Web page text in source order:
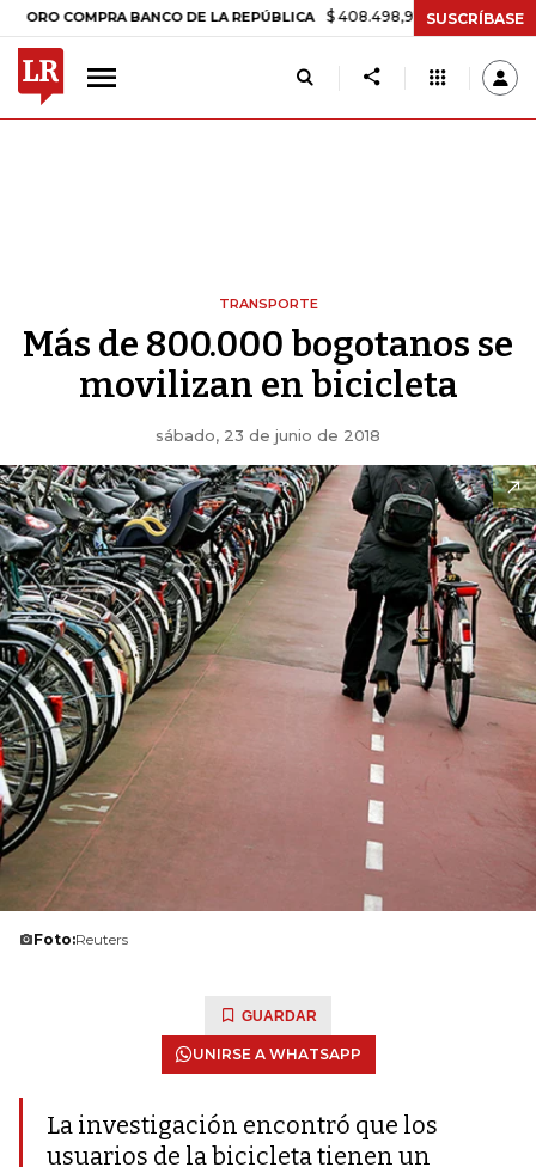
COMPRA BANCO DE LA REPÚBLICA $ 408.498,97 +$ 8.753,81 +2,19%
SUSCRÍBASE
TRANSPORTE
Más de 800.000 bogotanos se
movilizan en bicicleta
sábado, 23 de junio de 2018
Foto:Reuters
GUARDAR
UNIRSE A WHATSAPP
La investigación encontró que los
usuarios de la bicicleta tienen un